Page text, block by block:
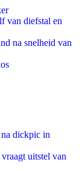
van diefstal en
na snelheid van
dickpic in
uitstel van